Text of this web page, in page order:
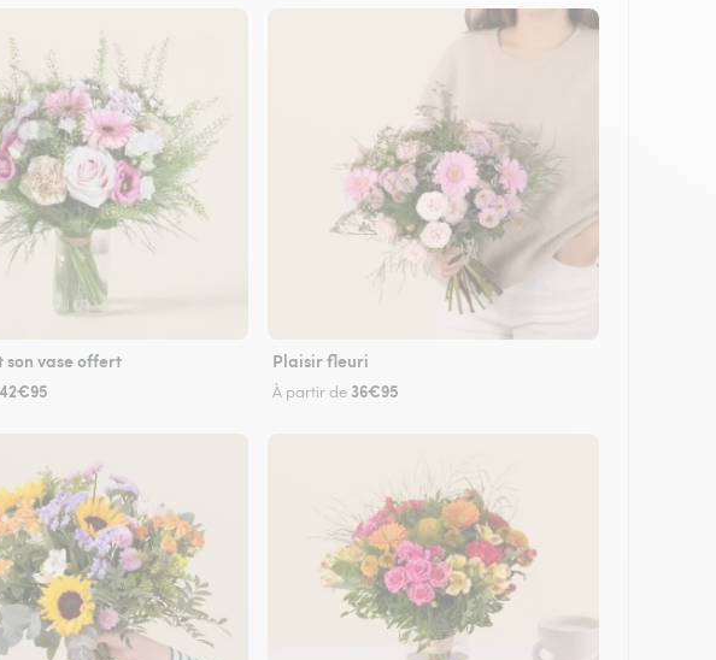
son vase offert
42€95
Plaisir fleuri
À partir de 36€95